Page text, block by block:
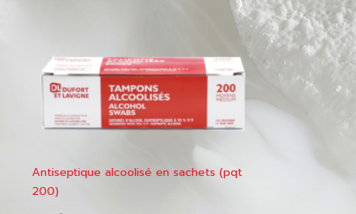
Antiseptique alcoolisé en sachets (pqt
200)